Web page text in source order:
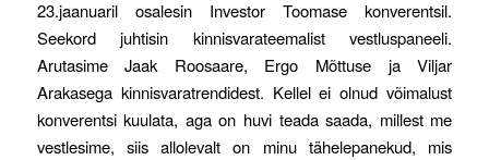
23.jaanuaril osalesin Investor Toomase konverentsil.
Seekord juhtisin kinnisvarateemalist vestluspaneeli.
Arutasime Jaak Roosaare, Ergo Mõttuse ja Viljar
Arakasega kinnisvaratrendidest. Kellel ei olnud võimalust
konverentsi kuulata, aga on huvi teada saada, millest me
vestlesime, siis allolevalt on minu tähelepanekud, mis